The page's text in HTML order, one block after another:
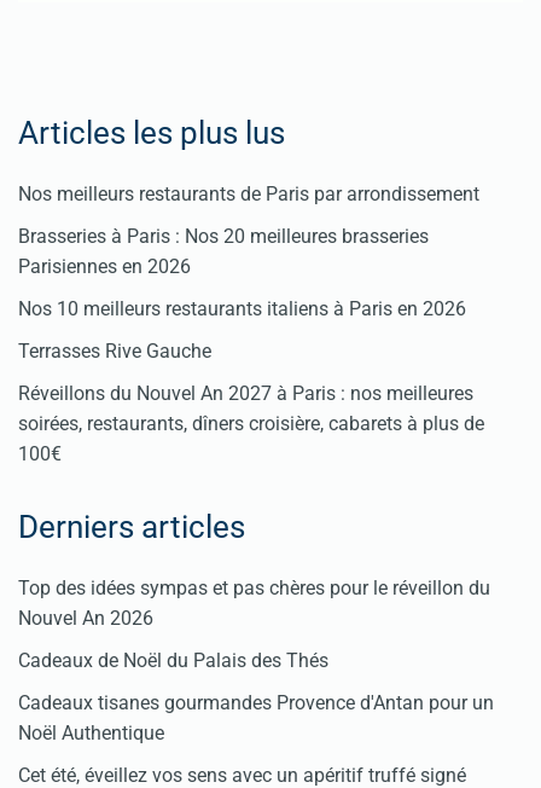
Articles les plus lus
Nos meilleurs restaurants de Paris par arrondissement
Brasseries à Paris : Nos 20 meilleures brasseries
Parisiennes en 2026
Nos 10 meilleurs restaurants italiens à Paris en 2026
Terrasses Rive Gauche
Réveillons du Nouvel An 2027 à Paris : nos meilleures
soirées, restaurants, dîners croisière, cabarets à plus de
100€
Derniers articles
Top des idées sympas et pas chères pour le réveillon du
Nouvel An 2026
Cadeaux de Noël du Palais des Thés
Cadeaux tisanes gourmandes Provence d'Antan pour un
Noël Authentique
Cet été, éveillez vos sens avec un apéritif truffé signé